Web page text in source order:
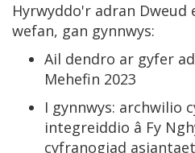
Hyrwyddo'r adran Dweud
wefan, gan gynnwys:
Ail dendro ar gyfer
Mehefin 2023
I gynnwys: archwilio
integreiddio â Fy
cyfranogiad